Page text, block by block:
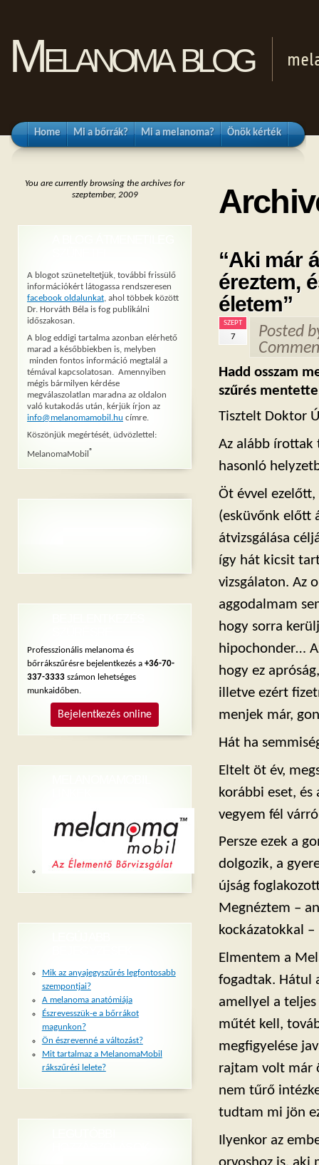
Melanoma blog
Home Mi a bőrrák? Mi a melanoma? Önök kérték
“Aki már
éreztem,
életem”
SZEPT
7
Posted
Hadd osszam
szűrés
Tisztelt Doktor
Az alább írottak
hasonló
Öt évvel ezelőtt,
(esküvőnk előtt
átvizsgálása
így hát kicsit
vizsgálaton. Az
aggodalmam
hogy sorra
hipochonder…
hogy ez
illetve ezért
menjek már,
Hát ha
Eltelt öt év,
korábbi eset,
vegyem fél
Persze ezek a
dolgozik, a
újság
Megnéztem –
kockázatokkal
Elmentem a
fogadtak. Hátul
amellyel a
műtét kell,
megfigyelése
rajtam volt már
nem tűrő
tudtam mi jön
Ilyenkor az
You are currently browsing the archives for
szeptember, 2009
A blogot szüneteltetjük, további frissülő
információkért látogassa rendszeresen
facebook oldalunkat, ahol többek között
Dr. Horváth Béla is fog publikálni
időszakosan.
A blog eddigi tartalma azonban elérhető
marad a későbbiekben is, melyben
minden fontos információ megtalál a
témával kapcsolatosan. Amennyiben
mégis bármilyen kérdése
megválaszolatlan maradna az oldalon
való kutakodás után, kérjük írjon az
info@melanomamobil.hu címre.
Köszönjük megértését, üdvözlettel:
MelanomaMobil®
Professzionális melanoma és
bőrrákszűrésre bejelentkezés a +36-70-
337-3333 számon lehetséges
munkaidőben.
Bejelentkezés online
Mik az anyajegyszűrés legfontosabb
szempontjai?
A melanoma anatómiája
Észrevesszük-e a bőrrákot
magunkon?
Ön észrevenné a változást?
Mit tartalmaz a MelanomaMobil
rákszűrési lelete?